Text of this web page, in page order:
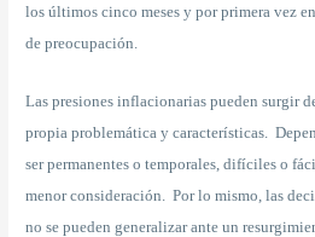
los últimos cinco meses y por primera vez
de preocupación.
Las presiones inflacionarias pueden surgir
propia problemática y características.
ser permanentes o temporales, difíciles o
menor consideración. Por lo mismo, las
no se pueden generalizar ante un